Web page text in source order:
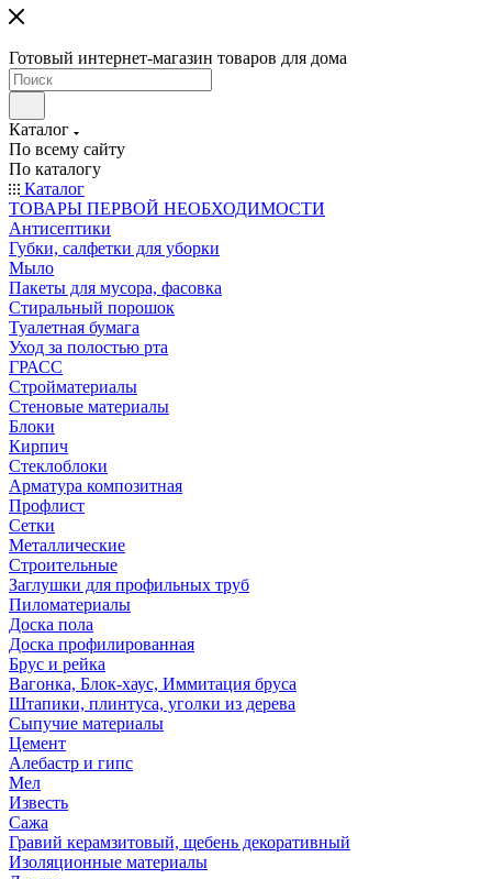
Готовый интернет-магазин товаров для дома
Каталог
По всему сайту
По каталогу
Каталог
ТОВАРЫ ПЕРВОЙ НЕОБХОДИМОСТИ
Антисептики
Губки, салфетки для уборки
Мыло
Пакеты для мусора, фасовка
Стиральный порошок
Туалетная бумага
Уход за полостью рта
ГРАСС
Стройматериалы
Стеновые материалы
Блоки
Кирпич
Стеклоблоки
Арматура композитная
Профлист
Сетки
Металлические
Строительные
Заглушки для профильных труб
Пиломатериалы
Доска пола
Доска профилированная
Брус и рейка
Вагонка, Блок-хаус, Иммитация бруса
Штапики, плинтуса, уголки из дерева
Сыпучие материалы
Цемент
Алебастр и гипс
Мел
Известь
Сажа
Гравий керамзитовый, щебень декоративный
Изоляционные материалы